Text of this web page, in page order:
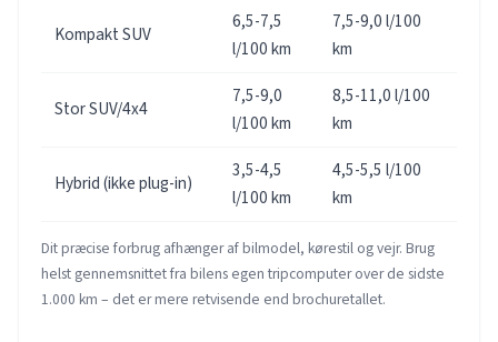
Kompakt SUV
6,5-7,5
l/100 km
7,5-9,0 l/100
km
Stor SUV/4x4
7,5-9,0
l/100 km
8,5-11,0 l/100
km
Hybrid (ikke plug-in)
3,5-4,5
l/100 km
4,5-5,5 l/100
km
Dit præcise forbrug afhænger af bilmodel, kørestil og vejr. Brug
helst gennemsnittet fra bilens egen tripcomputer over de sidste
1.000 km – det er mere retvisende end brochuretallet.